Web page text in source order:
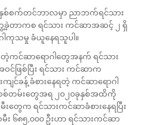
နှစ်စက်တင်ဘာလမှာ ညာဘက်ရင်သား
ခဲ့တာကစ ရင်သား ကင်ဆာအဆင့် ၂ ရှိ
ါကုသမှု ခံယူနေရသူပါ။
တဲ့ကင်ဆာရောဂါတွေအနက် ရင်သား
ြစ်ပြီး ရင်သား ကင်ဆာက
ကျင်ခန့် ခံစားနေရတဲ့ ကင်ဆာရောဂါ
စစ်တမ်းတွေအရ ၂၀၂၀ခုနှစ်အထိကို
တွေက ရင်သားကင်ဆာခံစားနေရပြီး
၆၈၅,၀၀၀ ဦးဟာ ရင်သားကင်ဆာ